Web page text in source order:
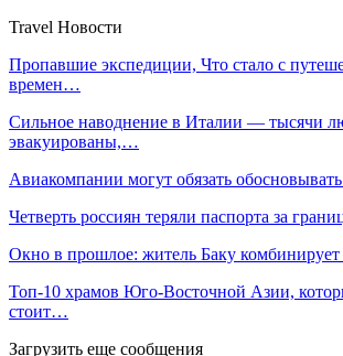
Travel Новости
Пропавшие экспедиции, Что стало с
времен…
Сильное наводнение в Италии — тысячи
эвакуированы,…
Авиакомпании могут обязать
Четверть россиян теряли паспорта за
Окно в прошлое: житель Баку
Топ-10 храмов Юго-Восточной Азии,
стоит…
Загрузить еще сообщения